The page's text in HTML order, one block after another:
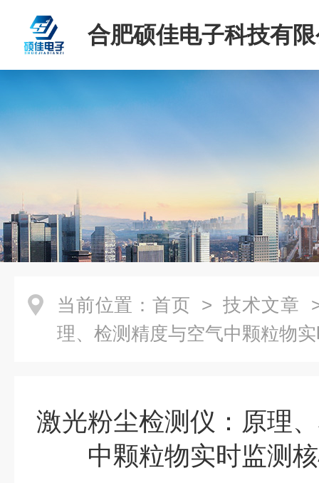
合肥硕佳电子科技有
当前位置： 首页 > 技术文章
理、检测精度与空气中颗粒物
激光粉尘检测仪：原理
中颗粒物实时监测